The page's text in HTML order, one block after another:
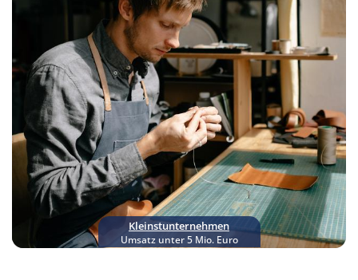
Kleinstunter­nehmen
Umsatz unter 5 Mio. Euro